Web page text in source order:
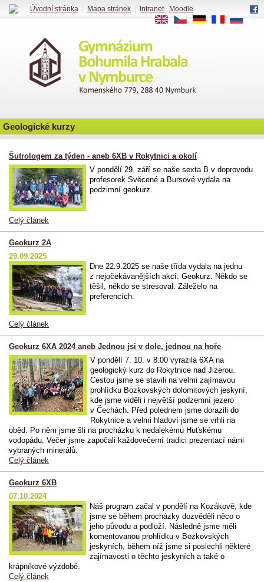
Geologické kurzy
Šutrologem za týden - aneb 6XB v Rokytnici a okolí
V pondělí 29. září se naše sexta B v doprovodu
profesorek Svěcené a Bursové vydala na
podzimní geokurz.
Celý článek
Geokurz 2A
29.09.2025
Dne 22.9.2025 se naše třída vydala na jednu
z nejočekávanějších akcí. Geokurz. Někdo se
těšil, někdo se stresoval. Záleželo na
preferencích.
Celý článek
Geokurz 6XA 2024 aneb Jednou jsi v dole, jednou na hoře
V pondělí 7. 10. v 8:00 vyrazila 6XA na
geologický kurz do Rokytnice nad Jizerou.
Cestou jsme se stavili na velmi zajímavou
prohlídku Bozkovských dolomitových jeskyní,
kde jsme viděli i největší podzemní jezero
v Čechách. Před polednem jsme dorazili do
Rokytnice a velmi hladoví jsme se vrhli na
oběd. Po něm jsme šli na procházku k nedalekému Huťskému
vodopádu. Večer jsme započali každovečerní tradici prezentací námi
vybraných minerálů.
Celý článek
Geokurz 6XB
07.10.2024
Náš program začal v pondělí na Kozákově, kde
jsme se během procházky dozvěděli něco o
jeho původu a podloží. Následně jsme měli
komentovanou prohlídku v Bozkovských
jeskyních, během níž jsme si poslechli některé
zajímavosti o těchto jeskyních a také o
krápníkové výzdobě.
Celý článek
Úvodní stránka Mapa stránek Intranet|
Moodle
EN
CS DE FR RU